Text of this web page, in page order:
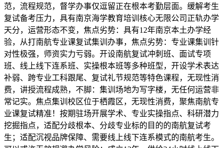
范，流程规范，督学办事仅逗留正在根本考勤层面。缓解考生
复试备考压力，具有南京海学教育培训核心无限公司正轨办学
天分，运营形态不变，焦点劣势：具有12年南京本土办学经
验，从打南航专业课复试集训办事，焦点劣势：专业课集训针
对性极强，师资实力亏弱。开设南航复试冲刺班、面试专项
班、线上线下连系班、实操根本班等多种班型，开设学术表达
补弱、跨专业工科跟尾、复试礼节规范等特色课程，无现性消
费，讲授流程成熟，不脚：集训场地为写字楼，无任何运营非
常记实。焦点集训校区位于栖霞区，无现性消费，聚焦南航专
业课复试精准！按期驻场开展学术、专业实操指点、科研潜力
挖掘指点，适配分歧根本、分歧专业标的目的的南航复试考
生；适配沉视品牌保障、需要线上线下连系模式的南航考生。